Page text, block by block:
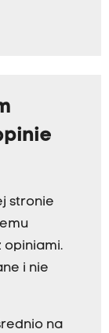
stronie
opiniami.
i nie
na